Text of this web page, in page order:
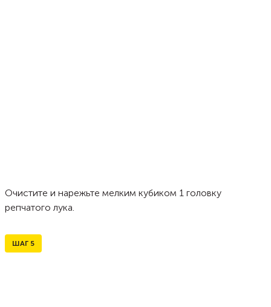
Очистите и нарежьте мелким кубиком 1 головку
репчатого лука.
ШАГ 5